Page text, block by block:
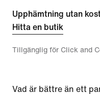
Upphämtning utan
Hitta en butik
Tillgänglig för Click and
Vad är bättre än ett